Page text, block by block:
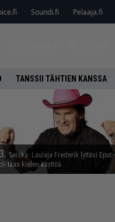
Soundi.fi Pelaaja.fi
TANSSII TÄHTIEN KANSSA
3. Seiska: Laulaja Frederik lyttäsi Eput
oli taas kielen käyttöä